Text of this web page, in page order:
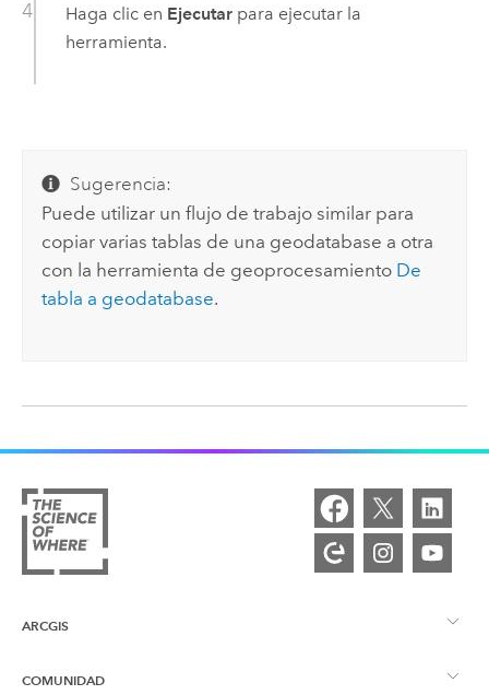
Haga clic en Ejecutarpara ejecutar la
herramienta.
Sugerencia:
Puede utilizar un flujo de trabajo similar para
copiar varias tablas de una geodatabase a otra
con la herramienta de geoprocesamiento De
tabla a geodatabase.
ARCGIS
Descripción general de ArcGIS
COMUNIDAD